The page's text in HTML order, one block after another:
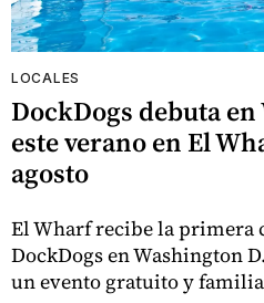
LOCALES
DockDogs debuta
este verano en El
agosto
El Wharf recibe la primera
DockDogs en Washington
un evento gratuito y